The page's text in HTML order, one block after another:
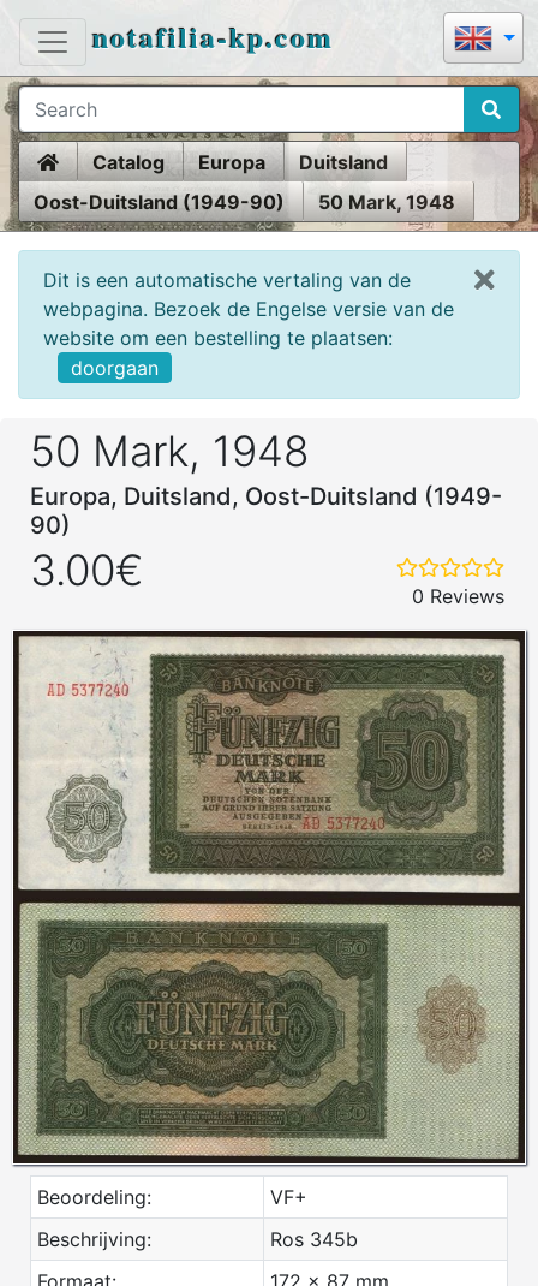
notafilia-kp.com
HomeCatalog Europa
Duitsland
Oost-Duitsland (1949-90)
50 Mark, 1948
Dit is een automatische vertaling van de
webpagina. Bezoek de Engelse versie van de
website om een bestelling te plaatsen:
doorgaan
50 Mark, 1948
Europa, Duitsland, Oost-Duitsland (1949-
90)
3.00€
0 Reviews
Beoordeling:
VF+
Beschrijving:
Ros 345b
Formaat:
172 x 87 mm